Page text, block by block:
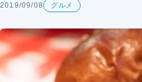
2019/09/08 グルメ